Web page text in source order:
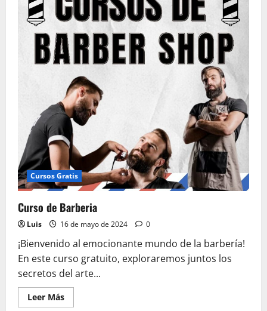
Cursos Gratis
Curso de Barberia
Luis 16 de mayo de 2024 0
¡Bienvenido al emocionante mundo de la barbería!
En este curso gratuito, exploraremos juntos los
secretos del arte...
Leer MásLeer
más